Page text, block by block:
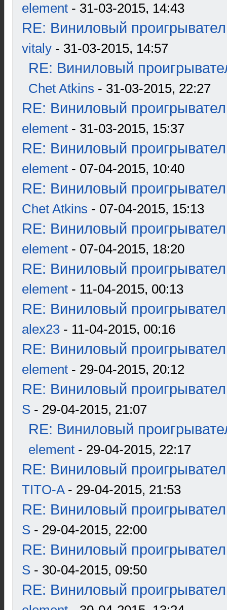
element - 31-03-2015, 14:43
RE: Виниловый
vitaly - 31-03-2015, 14:57
RE: Виниловый
Chet Atkins - 31-03-2015, 22:27
RE: Виниловый
element - 31-03-2015, 15:37
RE: Виниловый
element - 07-04-2015, 10:40
RE: Виниловый
Chet Atkins - 07-04-2015, 15:13
RE: Виниловый
element - 07-04-2015, 18:20
RE: Виниловый
element - 11-04-2015, 00:13
RE: Виниловый
alex23 - 11-04-2015, 00:16
RE: Виниловый
element - 29-04-2015, 20:12
RE: Виниловый
S - 29-04-2015, 21:07
RE: Виниловый
element - 29-04-2015, 22:17
RE: Виниловый
TITO-A- 29-04-2015, 21:53
RE: Виниловый
S - 29-04-2015, 22:00
RE: Виниловый
S - 30-04-2015, 09:50
RE: Виниловый